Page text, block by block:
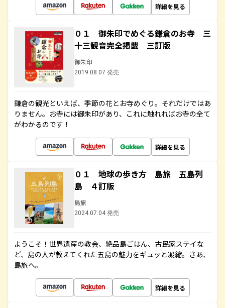
詳細を見る
０１ 御朱印でめぐる鎌倉のお寺 三
十三観音完全掲載 三訂版
御朱印
2019.08.07 発売
鎌倉の観光といえば、季節の花とお寺めぐり。それだけではあ
りません。お寺には御朱印があり、これに触れればお寺の全て
がわかるのです！
詳細を見る
０１ 地球の歩き方 島旅 五島列
島 ４訂版
島旅
2024.07.04 発売
ようこそ！世界遺産の教会、絶品島ごはん、古民家ステイな
ど、島の人が教えてくれた五島の魅力をギュッと凝縮。さあ、
島旅へ。
詳細を見る